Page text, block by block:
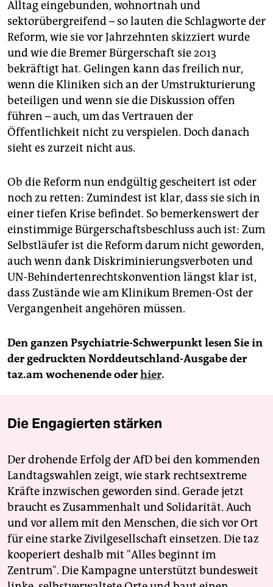
Alltag eingebunden, wohnortnah und
sektorübergreifend – so lauten die Schlagworte der
Reform, wie sie vor Jahrzehnten skizziert wurde
und wie die Bremer Bürgerschaft sie 2013
bekräftigt hat. Gelingen kann das freilich nur,
wenn die Kliniken sich an der Umstrukturierung
beteiligen und wenn sie die Diskussion offen
führen – auch, um das Vertrauen der
Öffentlichkeit nicht zu verspielen. Doch danach
sieht es zurzeit nicht aus.
Ob die Reform nun endgültig gescheitert ist oder
noch zu retten: Zumindest ist klar, dass sie sich in
einer tiefen Krise befindet. So bemerkenswert der
einstimmige Bürgerschaftsbeschluss auch ist: Zum
Selbstläufer ist die Reform darum nicht geworden,
auch wenn dank Diskriminierungsverboten und
UN-Behindertenrechtskonvention längst klar ist,
dass Zustände wie am Klinikum Bremen-Ost der
Vergangenheit angehören müssen.
Den ganzen Psychiatrie-Schwerpunkt lesen Sie in
der gedruckten Norddeutschland-Ausgabe der
taz.am wochenende oderhier.
Die Engagierten stärken
Der drohende Erfolg der AfD bei den kommenden
Landtagswahlen zeigt, wie stark rechtsextreme
Kräfte inzwischen geworden sind. Gerade jetzt
braucht es Zusammenhalt und Solidarität. Auch
und vor allem mit den Menschen, die sich vor Ort
für eine starke Zivilgesellschaft einsetzen. Die taz
kooperiert deshalb mit "Alles beginnt im
Zentrum". Die Kampagne unterstützt bundesweit